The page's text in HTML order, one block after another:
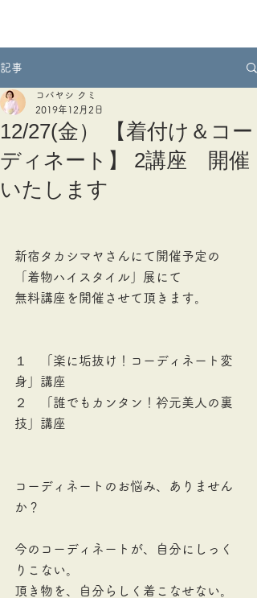
記事
12/27(金） 【着付け＆コー
ディネート】 2講座 開催
いたします
コバヤシ クミ
2019年12月2日
新宿タカシマヤさんにて開催予定の
「着物ハイスタイル」展にて
無料講座を開催させて頂きます。
１　「楽に垢抜け！コーディネート変
身」講座
２　「誰でもカンタン！衿元美人の裏
技」講座
コーディネートのお悩み、ありません
か？
今のコーディネートが、自分にしっく
りこない。
頂き物を、自分らしく着こなせない。